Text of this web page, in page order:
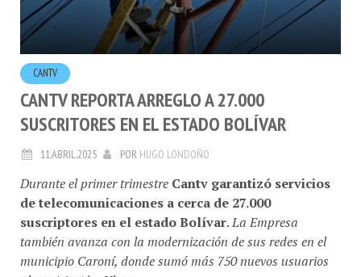
CANTV REPORTA ARREGLO A 27.000
SUSCRITORES EN EL ESTADO BOLÍVAR
de telecomunicaciones a cerca de 27.000
suscriptores en el estado Bolívar. La Empresa
también avanza con la modernización de sus redes en el
municipio Caroní, donde sumó más 750 nuevos usuarios
al servicio Aba Ultra